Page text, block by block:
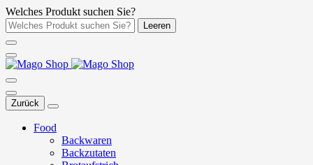
Welches Produkt suchen Sie?
Leeren
Zurück
Food
Backwaren
Backzutaten